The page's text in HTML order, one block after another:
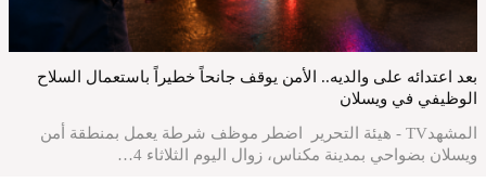
بعد اعتدائه على والديه.. الأمن يوقف جانحاً خطيراً باستعمال السلاح
الوظيفي في ويسلان
المشهدTV - هيئة التحرير اضطر موظف شرطة يعمل بمنطقة أمن
ويسلان بضواحي بمدينة مكناس، زوال اليوم الثلاثاء 4…